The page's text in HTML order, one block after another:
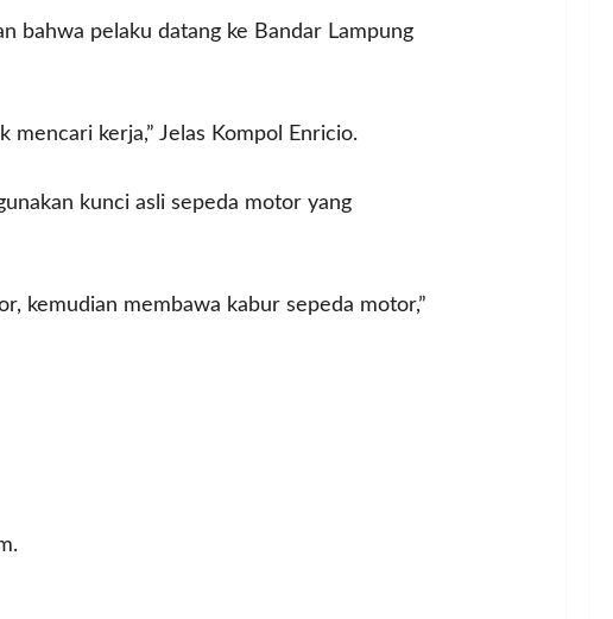
bahwa pelaku datang ke Bandar Lampung
mencari kerja,” Jelas Kompol Enricio.
kunci asli sepeda motor yang
kemudian membawa kabur sepeda motor,”